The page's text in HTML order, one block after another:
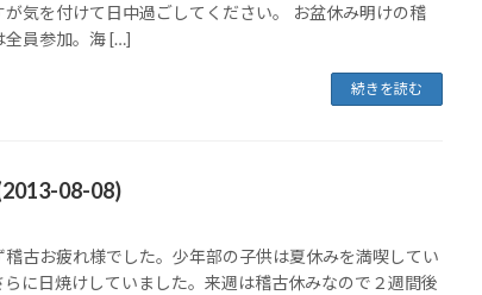
が気を付けて日中過ごしてください。 お盆休み明けの稽
全員参加。海 […]
続きを読む
08-08)
稽古お疲れ様でした。少年部の子供は夏休みを満喫してい
らに日焼けしていました。来週は稽古休みなので２週間後